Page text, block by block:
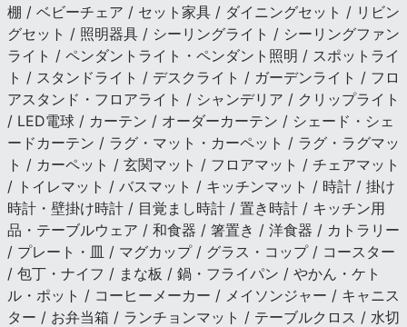
棚 / ベビーチェア / セット家具 / ダイニングセット / リビン
グセット / 照明器具 / シーリングライト / シーリングファン
ライト / ペンダントライト・ペンダント照明 / スポットライ
ト / スタンドライト / デスクライト / ガーデンライト / フロ
アスタンド・フロアライト / シャンデリア / クリップライト
/ LED電球 / カーテン / オーダーカーテン / シェード・シェ
ードカーテン / ラグ・マット・カーペット / ラグ・ラグマッ
ト / カーペット / 玄関マット / フロアマット / チェアマット
/ トイレマット / バスマット / キッチンマット / 時計 / 掛け
時計・壁掛け時計 / 目覚まし時計 / 置き時計 / キッチン用
品・テーブルウェア / 和食器 / 箸置き / 洋食器 / カトラリー
/ プレート・皿 / マグカップ / グラス・コップ / コースター
/ 包丁・ナイフ / まな板 / 鍋・フライパン / やかん・ケト
ル・ポット / コーヒーメーカー / メイソンジャー / キャニス
ター / お弁当箱 / ランチョンマット / テーブルクロス / 水切